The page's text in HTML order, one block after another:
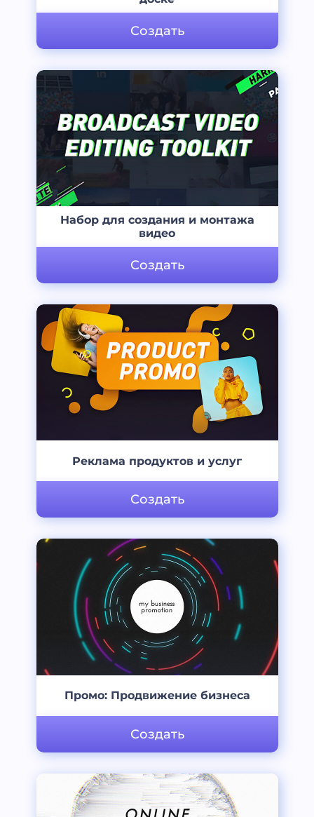
Создать
Набор для создания и монтажа
видео
Создать
Реклама продуктов и услуг
Создать
Промо: Продвижение бизнеса
Создать